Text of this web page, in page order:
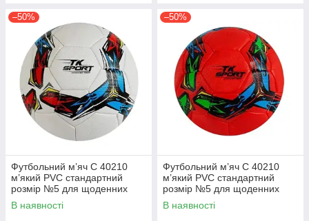
–50%
Футбольний м’яч C 40210
м’який PVC стандартний
розмір №5 для щоденних
тренувань Білий
В наявності
–50%
Футбольний м’яч C 40210
м’який PVC стандартний
розмір №5 для щоденних
тренувань Червоний
В наявності